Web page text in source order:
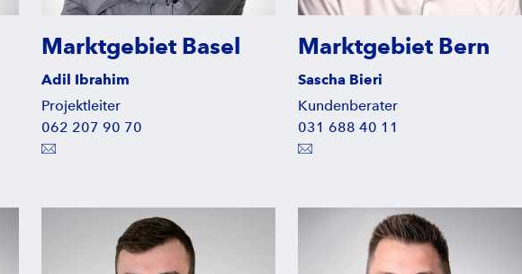
Marktgebiet Basel
Adil Ibrahim
Projektleiter
062 207 90 70
Marktgebiet Bern
Sascha Bieri
Kundenberater
031 688 40 11